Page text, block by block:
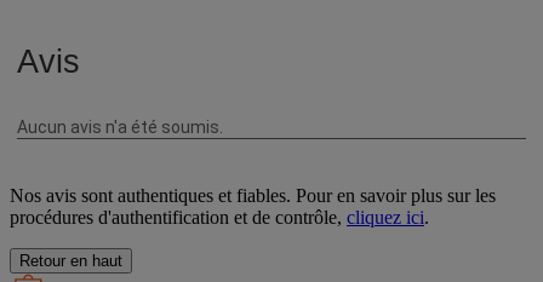
Nos avis sont authentiques et fiables. Pour en savoir plus sur les
procédures d'authentification et de contrôle, cliquez ici.
Retour en haut